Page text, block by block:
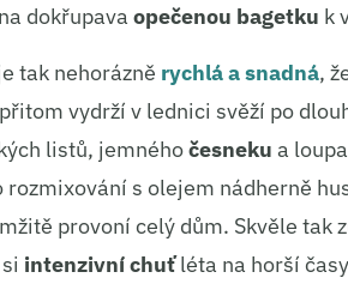
dokřupava opečenou bagetku k
tak nehorázně rychlá a snadná,
vydrží v lednici svěží po
listů, jemnéhočesneku a
rozmixování s olejem nádherně
provoní celý dům. Skvěle tak
intenzivní chuťléta na horší